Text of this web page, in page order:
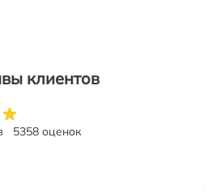
клиентов
5358 оценок